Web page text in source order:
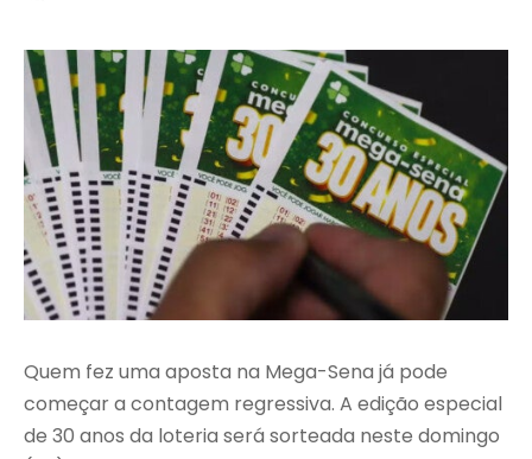
Quem fez uma aposta na Mega-Sena já pode
começar a contagem regressiva. A edição especial
de 30 anos da loteria será sorteada neste domingo